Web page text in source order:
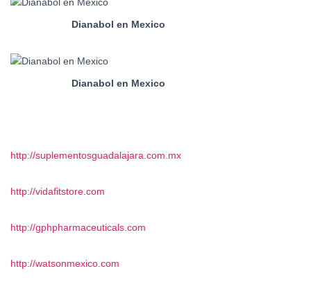
Dianabol en Mexico
Dianabol en Mexico
http://suplementosguadalajara.com.mx
http://vidafitstore.com
http://gphpharmaceuticals.com
http://watsonmexico.com